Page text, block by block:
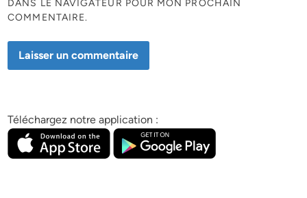
DANS LE NAVIGATEUR POUR MON PROCHAIN
COMMENTAIRE.
Téléchargez notre application :